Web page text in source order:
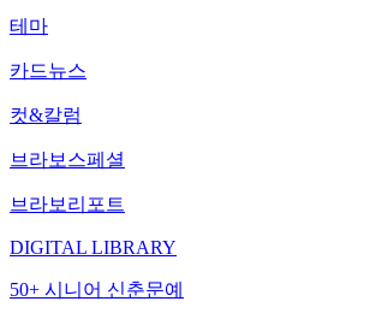
테마
카드뉴스
컷&칼럼
브라보스페셜
브라보리포트
DIGITAL LIBRARY
50+ 시니어 신춘문예